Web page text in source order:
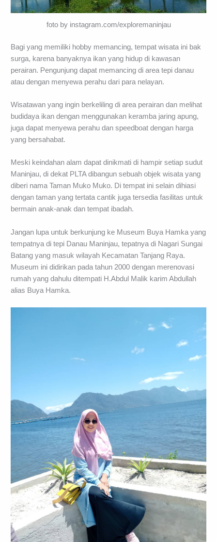
foto by instagram.com/exploremaninjau
Bagi yang memiliki hobby memancing, tempat wisata ini bak
surga, karena banyaknya ikan yang hidup di kawasan
perairan. Pengunjung dapat memancing di area tepi danau
atau dengan menyewa perahu dari para nelayan.
Wisatawan yang ingin berkeliling di area perairan dan melihat
budidaya ikan dengan menggunakan keramba jaring apung,
juga dapat menyewa perahu dan speedboat dengan harga
yang bersahabat.
Meski keindahan alam dapat dinikmati di hampir setiap sudut
Maninjau, di dekat PLTA dibangun sebuah objek wisata yang
diberi nama Taman Muko Muko. Di tempat ini selain dihiasi
dengan taman yang tertata cantik juga tersedia fasilitas untuk
bermain anak-anak dan tempat ibadah.
Jangan lupa untuk berkunjung ke Museum Buya Hamka yang
tempatnya di tepi Danau Maninjau, tepatnya di Nagari Sungai
Batang yang masuk wilayah Kecamatan Tanjang Raya.
Museum ini didirikan pada tahun 2000 dengan merenovasi
rumah yang dahulu ditempati H.Abdul Malik karim Abdullah
alias Buya Hamka.